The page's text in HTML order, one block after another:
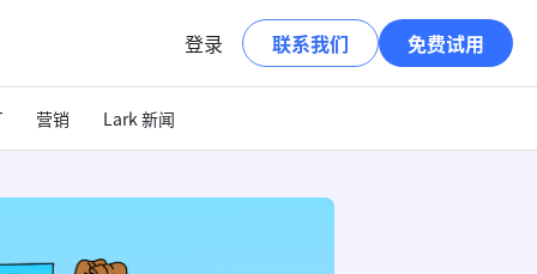
登录 联系我们 免费试用
营销 Lark 新闻